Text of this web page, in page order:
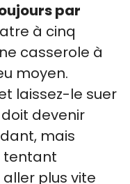
par
à cinq
casserole à
moyen.
laissez-le suer
devenir
mais
tentant
plus vite